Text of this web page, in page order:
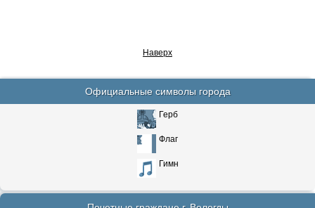
Наверх
Официальные символы города
Герб
Флаг
Гимн